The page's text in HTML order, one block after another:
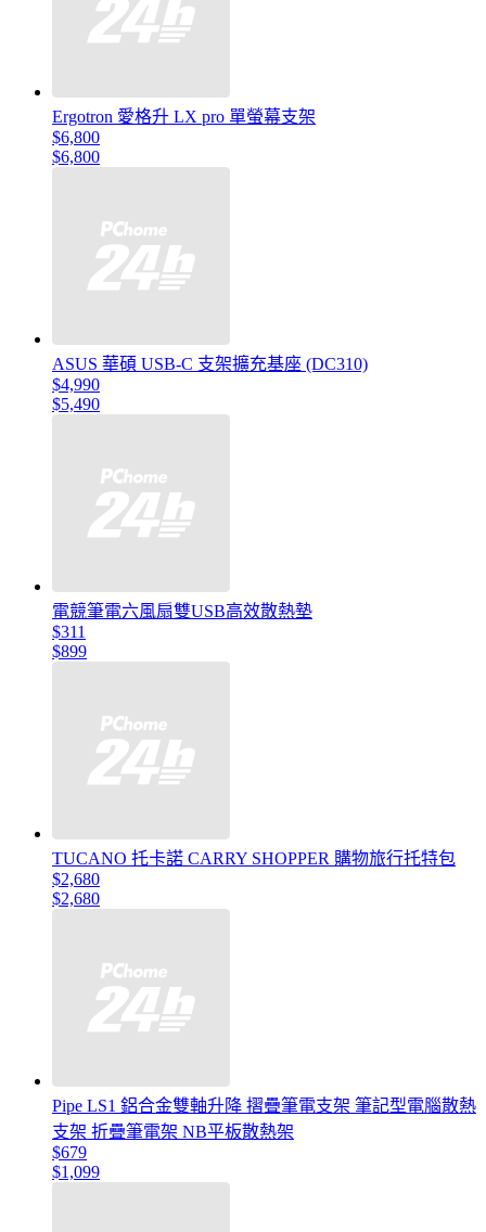
Ergotron 愛格升 LX pro 單螢幕支架
$6,800
$6,800
ASUS 華碩 USB-C 支架擴充基座 (DC310)
$4,990
$5,490
電競筆電六風扇雙USB高效散熱墊
$311
$899
TUCANO 托卡諾 CARRY SHOPPER 購物旅行托特包
$2,680
$2,680
Pipe LS1 鋁合金雙軸升降 摺疊筆電支架 筆記型電腦散熱
支架 折疊筆電架 NB平板散熱架
$679
$1,099